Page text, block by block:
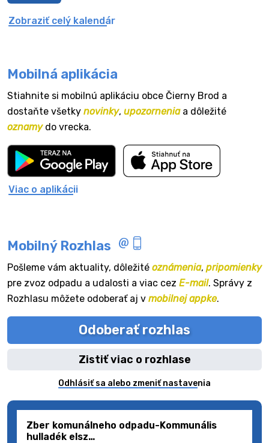
Zobraziť celý kalendár
Mobilná aplikácia
Stiahnite si mobilnú aplikáciu obce Čierny Brod a
dostaňte všetky novinky, upozorneniaa dôležité
oznamydo vrecka.
Viac o aplikácii
Mobilný Rozhlas
Pošleme vám aktuality, dôležité oznámenia, pripomienky
pre zvoz odpadu a udalosti a viac cez E-mail. Správy z
Rozhlasu môžete odoberať aj v mobilnej appke.
Odoberať rozhlas
Zistiť viac o rozhlase
Odhlásiť sa alebo zmeniť nastavenia
Zber komunálneho odpadu-Kommunális
hulladék elsz…